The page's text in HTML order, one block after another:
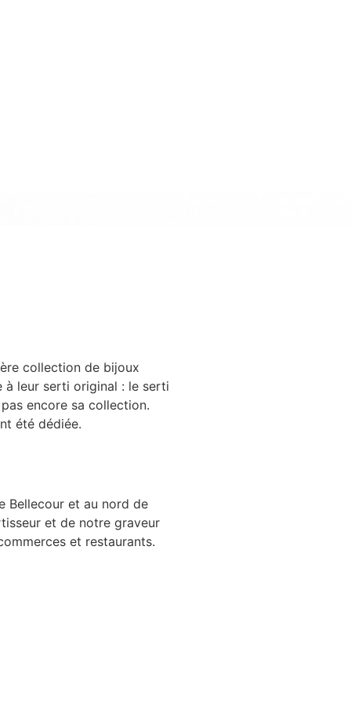
collection de bijoux
à leur serti original : le serti
pas encore sa collection.
été dédiée.
Bellecour et au nord de
et de notre graveur
et restaurants.